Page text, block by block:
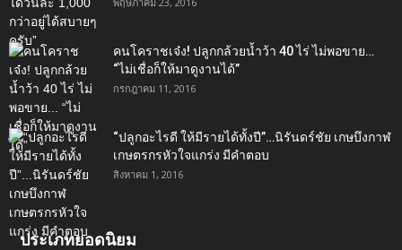
คนโคราชเจ๋ง! ปลูกกล้วยน้ำว้า 40 ไร่ ไม่พอขาย…
“ไม่เชื่อก็ให้มาดูงานได้”‬
กรกฎาคม 11, 2016
“ปลูกอะไรดี ให้มีรายได้ทั้งปี”…นิรันดร์ชัย เกษบึงกาฬ
เกษตรกรหัวใจแกร่ง มีคำตอบ
สิงหาคม 1, 2016
ประเภทยอดนิยม